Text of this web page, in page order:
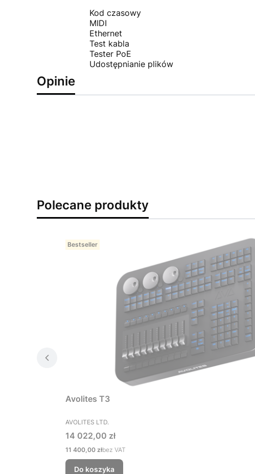
Kod czasowy
MIDI
Ethernet
Test kabla
Tester PoE
Udostępnianie plików
Opinie
Polecane produkty
Bestseller
Avolites T3
PRODUCENT
AVOLITES LTD.
Cena
14 022,00 zł
Cena
11 400,00 złbez VAT
Do koszyka